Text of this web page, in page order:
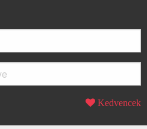
Kedvencek